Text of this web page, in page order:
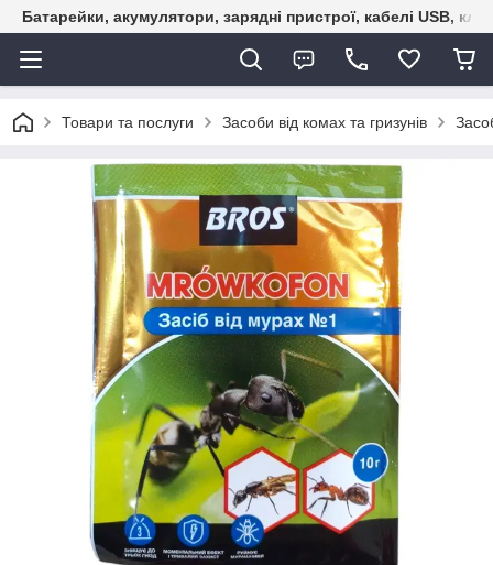
Батарейки, акумулятори, зарядні пристрої, кабелі USB,
Товари та послуги Засоби від комах та гризунів